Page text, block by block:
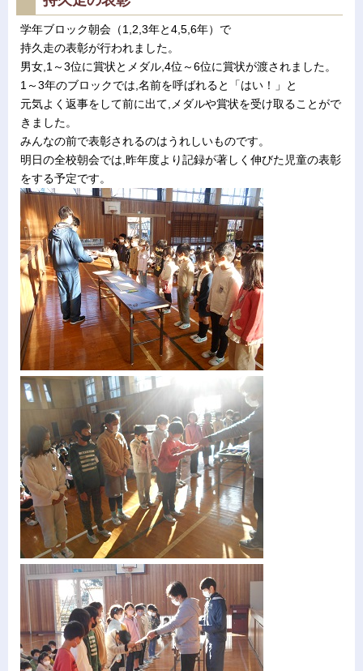
学年ブロック朝会（1,2,3年と4,5,6年）で
持久走の表彰が行われました。
男女,1～3位に賞状とメダル,4位～6位に賞状が渡されました。
1～3年のブロックでは,名前を呼ばれると「はい！」と
元気よく返事をして前に出て,メダルや賞状を受け取ることがで
きました。
みんなの前で表彰されるのはうれしいものです。
明日の全校朝会では,昨年度より記録が著しく伸びた児童の表彰
をする予定です。